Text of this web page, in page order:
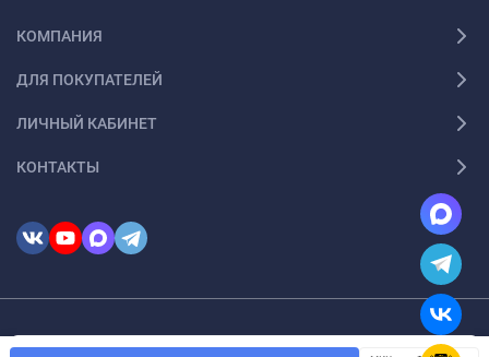
КОМПАНИЯ
ДЛЯ ПОКУПАТЕЛЕЙ
ЛИЧНЫЙ КАБИНЕТ
КОНТАКТЫ